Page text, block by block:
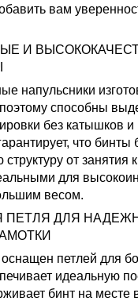
вам
И
напульсники
способны
без катышков
что бинты
от занятия
для
весом.
ПЕТЛЯ ДЛЯ
петлей для
идеальную
бинт на месте